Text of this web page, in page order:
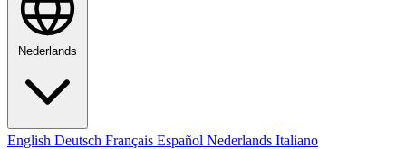
Nederlands
English Deutsch Français Español Nederlands Italiano